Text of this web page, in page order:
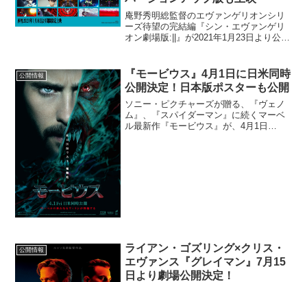
庵野秀明総監督のエヴァンゲリオンシリ
ーズ待望の完結編『シン・エヴァンゲリ
オン劇場版:||』が2021年1月23日より公
先駆け前作『ヱヴァンゲリヲン新劇場
版:Q』のバ...
公開情報
『モービウス』4月1日に日米同時
公開決定！日本版ポスターも公開
ソニー・ピクチャーズが贈る、『ヴェノ
ム』、『スパイダーマン』に続くマーベ
ル最新作『モービウス』が、4月1日
公開情報
ライアン・ゴズリング×クリス・
エヴァンス『グレイマン』7月15
日より劇場公開決定！